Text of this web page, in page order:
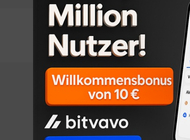
WIRTSCHAFT
Gold als Wertspeicher und
Diversifikation top